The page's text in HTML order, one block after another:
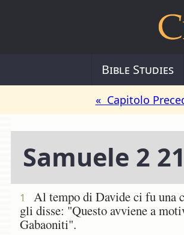
Bible Studies
« Capitolo
Samuele 2 21
1
Al tempo di Davide ci fu una
gli disse: "Questo avviene a
Gabaoniti".